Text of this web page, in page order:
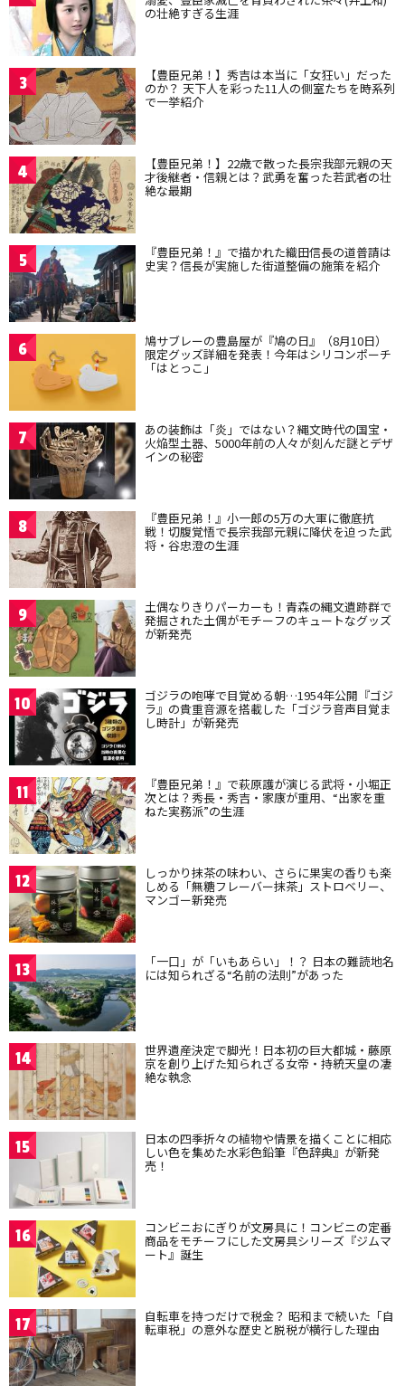
の壮絶すぎる生涯
3 【豊臣兄弟！】秀吉は本当に「女狂い」だった
のか？ 天下人を彩った11人の側室たちを時系列
で一挙紹介
4 【豊臣兄弟！】22歳で散った長宗我部元親の天
才後継者・信親とは？武勇を奮った若武者の壮
絶な最期
5 『豊臣兄弟！』で描かれた織田信長の道普請は
史実？信長が実施した街道整備の施策を紹介
6 鳩サブレーの豊島屋が『鳩の日』（8月10日）
限定グッズ詳細を発表！今年はシリコンポーチ
「はとっこ」
7 あの装飾は「炎」ではない？縄文時代の国宝・
火焔型土器、5000年前の人々が刻んだ謎とデザ
インの秘密
8 『豊臣兄弟！』小一郎の5万の大軍に徹底抗
戦！切腹覚悟で長宗我部元親に降伏を迫った武
将・谷忠澄の生涯
9 土偶なりきりパーカーも！青森の縄文遺跡群で
発掘された土偶がモチーフのキュートなグッズ
が新発売
10 ゴジラの咆哮で目覚める朝…1954年公開『ゴジ
ラ』の貴重音源を搭載した「ゴジラ音声目覚ま
し時計」が新発売
11 『豊臣兄弟！』で萩原護が演じる武将・小堀正
次とは？秀長・秀吉・家康が重用、“出家を重
ねた実務派”の生涯
12 しっかり抹茶の味わい、さらに果実の香りも楽
しめる「無糖フレーバー抹茶」ストロベリー、
マンゴー新発売
13 「一口」が「いもあらい」！？ 日本の難読地名
には知られざる“名前の法則”があった
14 世界遺産決定で脚光！日本初の巨大都城・藤原
京を創り上げた知られざる女帝・持統天皇の凄
絶な執念
15 日本の四季折々の植物や情景を描くことに相応
しい色を集めた水彩色鉛筆『色辞典』が新発
売！
16 コンビニおにぎりが文房具に！コンビニの定番
商品をモチーフにした文房具シリーズ『ジムマ
ート』誕生
17 自転車を持つだけで税金？ 昭和まで続いた「自
転車税」の意外な歴史と脱税が横行した理由